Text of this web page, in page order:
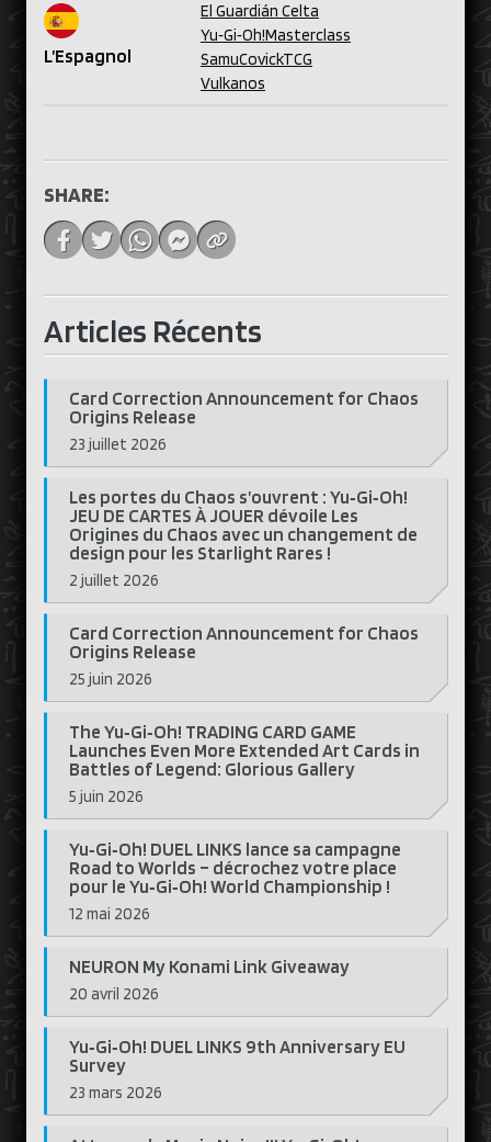
L’Espagnol
El Guardián Celta
Yu‑Gi‑Oh!Masterclass
SamuCovickTCG
Vulkanos
SHARE:
Articles Récents
Card Correction Announcement for Chaos
Origins Release
23 juillet 2026
Les portes du Chaos s’ouvrent : Yu‑Gi‑Oh!
JEU DE CARTES À JOUER dévoile Les
Origines du Chaos avec un changement de
design pour les Starlight Rares !
2 juillet 2026
Card Correction Announcement for Chaos
Origins Release
25 juin 2026
The Yu‑Gi‑Oh! TRADING CARD GAME
Launches Even More Extended Art Cards in
Battles of Legend: Glorious Gallery
5 juin 2026
Yu‑Gi‑Oh! DUEL LINKS lance sa campagne
Road to Worlds – décrochez votre place
pour le Yu‑Gi‑Oh! World Championship !
12 mai 2026
NEURON My Konami Link Giveaway
20 avril 2026
Yu‑Gi‑Oh! DUEL LINKS 9th Anniversary EU
Survey
23 mars 2026